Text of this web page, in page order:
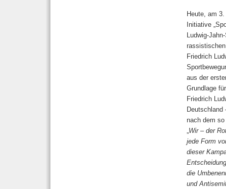
Heute, am
Initiative
Ludwig-
Friedrich
aus der
Grundlage
Friedrich
nach dem
„Wir – der
jede Form
dieser
die
und